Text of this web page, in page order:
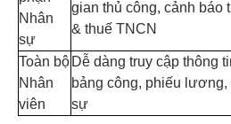
Nhân
sự
gian thủ công, cảnh báo
& thuế TNCN
Toàn bộ
Nhân
viên
Dễ dàng truy cập thông
bảng công, phiếu
sự